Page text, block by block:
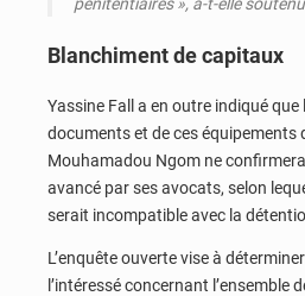
pénitentiaires », a-t-elle
Blanchiment de capitaux
Yassine Fall a en outre indiqué que
documents et de ces équipements
Mouhamadou Ngom ne
avancé par ses avocats, selon
serait incompatible avec la
L’enquête ouverte vise à
l’intéressé concernant l’ensemble